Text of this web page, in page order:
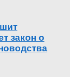
закон о